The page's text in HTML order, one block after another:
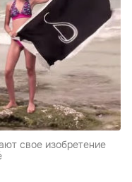
свое изобретение